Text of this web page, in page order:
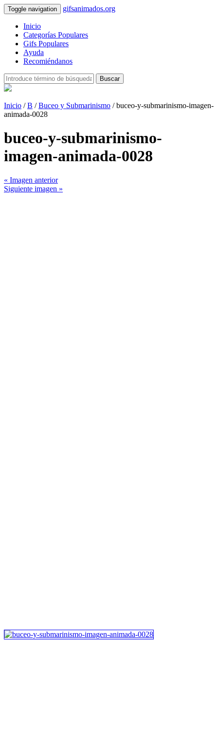
Toggle navigation gifsanimados.org
Inicio
Categorías Populares
Gifs Populares
Ayuda
Recomiéndanos
Buscar
Inicio /B /Buceo y Submarinismo / buceo-y-submarinismo-imagen-
animada-0028
buceo-y-submarinismo-
imagen-animada-0028
« Imagen anterior
Siguiente imagen »